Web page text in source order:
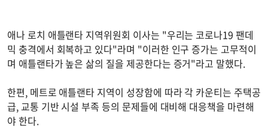
애나 로치 애틀랜타 지역위원회 이사는 "우리는 코로나19 팬데
믹 충격에서 회복하고 있다"라며 "이러한 인구 증가는 고무적이
며 애틀랜타가 높은 삶의 질을 제공한다는 증거"라고 말했다.
한편, 메트로 애틀랜타 지역이 성장함에 따라 각 카운티는 주택공
급, 교통 기반 시설 부족 등의 문제들에 대비해 대응책을 마련해
야 한다.